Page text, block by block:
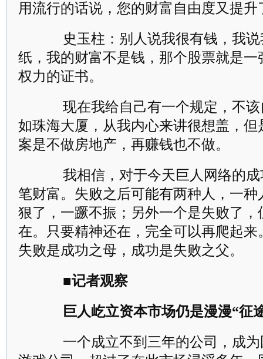
用流行的话说，您的财富自由度又提升
史玉柱：别人说我很有钱，我说
纸，我的财富不是钱，那个股票就是
权力的证书。
现在我给自己有一个规定，不该
如珠海大厦，从我内心来讲很想盖，
案是不做房地产，再赚钱也不做。
我相信，对于今天巨人网络的成
笔财富。失败之后可能有两种人，一
狠了，一蹶不振；另外一个是失败了
在。只要精神还在，完全可以再爬起
失败是成功之母，成功是失败之父。
■记者观察
巨人屹立资本市场仍是漫漫“征
一个成立不到三年的公司，成为